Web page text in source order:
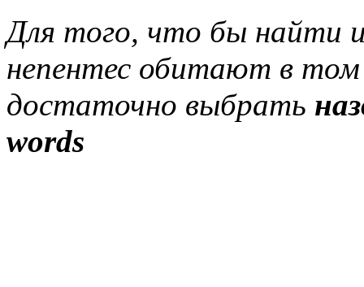
Для того, что бы найти
непентес обитают в том
достаточно выбрать
words